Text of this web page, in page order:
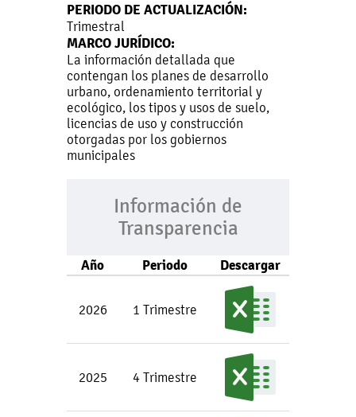
PERIODO DE ACTUALIZACIÓN:
Trimestral
MARCO JURÍDICO:
La información detallada que
contengan los planes de desarrollo
urbano, ordenamiento territorial y
ecológico, los tipos y usos de suelo,
licencias de uso y construcción
otorgadas por los gobiernos
municipales
Información de
Transparencia
Año Periodo Descargar
2026 1 Trimestre
2025 4 Trimestre